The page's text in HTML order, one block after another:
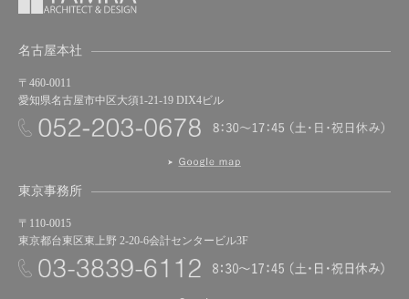
名古屋本社
〒460-0011
愛知県名古屋市中区大須1-21-19 DIX4ビル
東京事務所
〒110-0015
東京都台東区東上野 2-20-6会計センタービル3F